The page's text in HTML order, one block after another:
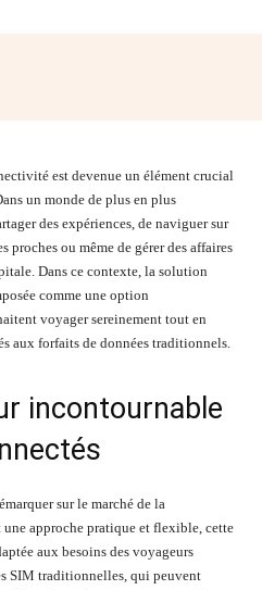
est devenue un élément crucial
un monde de plus en plus
des expériences, de naviguer sur
proches ou même de gérer des affaires
Dans ce contexte, la solution
comme une option
voyager sereinement tout en
aux forfaits de données traditionnels.
incontournable
sur le marché de la
approche pratique et flexible, cette
aux besoins des voyageurs
SIM traditionnelles, qui peuvent